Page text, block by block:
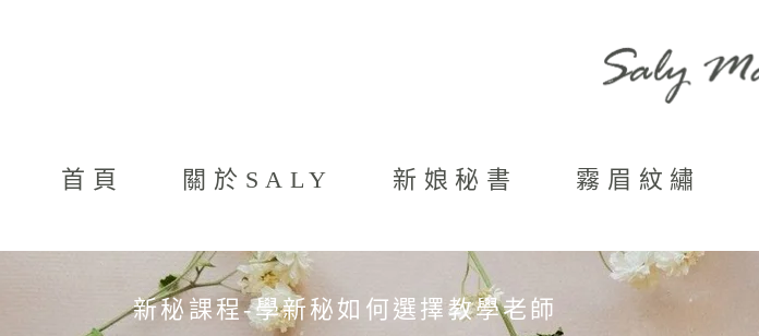
首頁 關於SALY 新娘秘書 霧眉紋繡
新秘課程-學新秘如何選擇教學老師